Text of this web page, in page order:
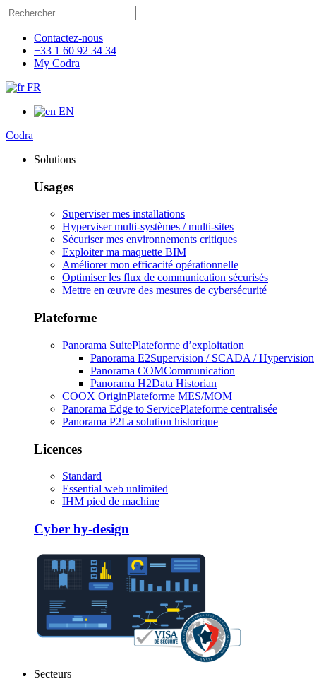
Rechercher
Contactez-nous
+33 1 60 92 34 34
My Codra
FR
EN
Codra
Solutions
Usages
Superviser mes installations
Hyperviser multi-systèmes / multi-sites
Sécuriser mes environnements critiques
Exploiter ma maquette BIM
Améliorer mon efficacité opérationnelle
Optimiser les flux de communication sécurisés
Mettre en œuvre des mesures de cybersécurité
Plateforme
Panorama SuitePlateforme d’exploitation
Panorama E2Supervision / SCADA / Hypervision
Panorama COMCommunication
Panorama H2Data Historian
COOX OriginPlateforme MES/MOM
Panorama Edge to ServicePlateforme centralisée
Panorama P2La solution historique
Licences
Standard
Essential web unlimited
IHM pied de machine
Cyber by-design
Secteurs